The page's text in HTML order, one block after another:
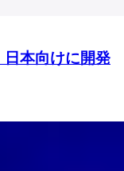
日本向けに開発